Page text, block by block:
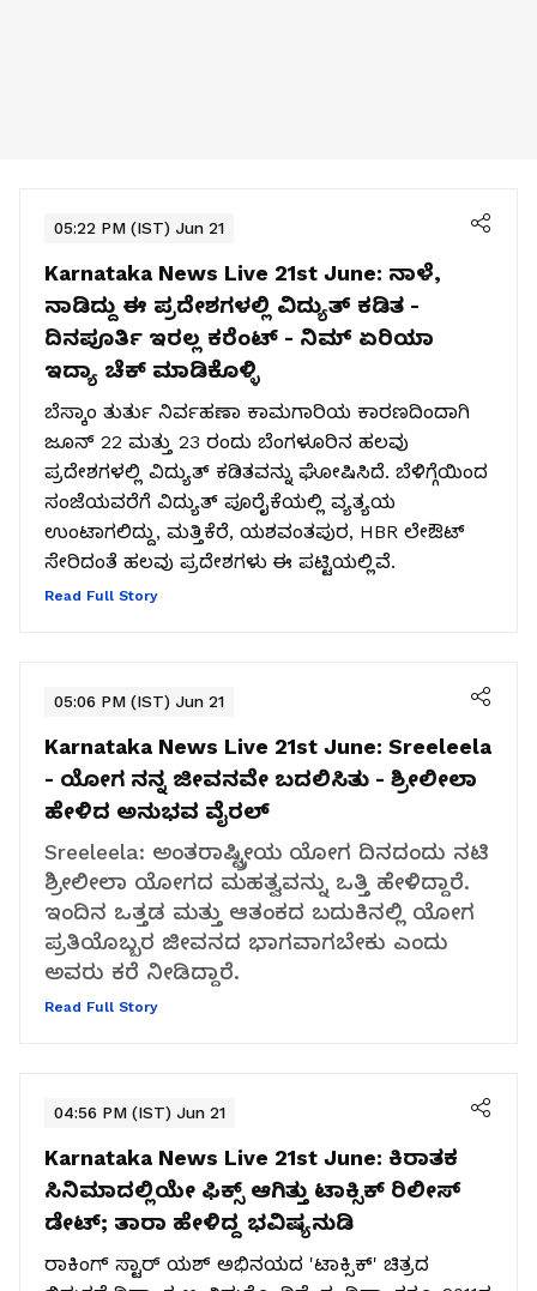
05:22 PM (IST) Jun 21
Karnataka News Live 21st June: ನಾಳೆ,
ನಾಡಿದ್ದು ಈ ಪ್ರದೇಶಗಳಲ್ಲಿ ವಿದ್ಯುತ್​ ಕಡಿತ -
ದಿನಪೂರ್ತಿ ಇರಲ್ಲ ಕರೆಂಟ್​ - ನಿಮ್​ ಏರಿಯಾ
ಇದ್ಯಾ ಚೆಕ್​ ಮಾಡಿಕೊಳ್ಳಿ
ಬೆಸ್ಕಾಂ ತುರ್ತು ನಿರ್ವಹಣಾ ಕಾಮಗಾರಿಯ ಕಾರಣದಿಂದಾಗಿ
ಜೂನ್ 22 ಮತ್ತು 23 ರಂದು ಬೆಂಗಳೂರಿನ ಹಲವು
ಪ್ರದೇಶಗಳಲ್ಲಿ ವಿದ್ಯುತ್ ಕಡಿತವನ್ನು ಘೋಷಿಸಿದೆ. ಬೆಳಿಗ್ಗೆಯಿಂದ
ಸಂಜೆಯವರೆಗೆ ವಿದ್ಯುತ್ ಪೂರೈಕೆಯಲ್ಲಿ ವ್ಯತ್ಯಯ
ಉಂಟಾಗಲಿದ್ದು, ಮತ್ತಿಕೆರೆ, ಯಶವಂತಪುರ, HBR ಲೇಔಟ್
ಸೇರಿದಂತೆ ಹಲವು ಪ್ರದೇಶಗಳು ಈ ಪಟ್ಟಿಯಲ್ಲಿವೆ.
Read Full Story
05:06 PM (IST) Jun 21
Karnataka News Live 21st June: Sreeleela
- ಯೋಗ ನನ್ನ ಜೀವನವೇ ಬದಲಿಸಿತು - ಶ್ರೀಲೀಲಾ
ಹೇಳಿದ ಅನುಭವ ವೈರಲ್
Sreeleela: ಅಂತರಾಷ್ಟ್ರೀಯ ಯೋಗ ದಿನದಂದು ನಟಿ
ಶ್ರೀಲೀಲಾ ಯೋಗದ ಮಹತ್ವವನ್ನು ಒತ್ತಿ ಹೇಳಿದ್ದಾರೆ.
ಇಂದಿನ ಒತ್ತಡ ಮತ್ತು ಆತಂಕದ ಬದುಕಿನಲ್ಲಿ ಯೋಗ
ಪ್ರತಿಯೊಬ್ಬರ ಜೀವನದ ಭಾಗವಾಗಬೇಕು ಎಂದು
ಅವರು ಕರೆ ನೀಡಿದ್ದಾರೆ.
Read Full Story
04:56 PM (IST) Jun 21
Karnataka News Live 21st June: ಕಿರಾತಕ
ಸಿನಿಮಾದಲ್ಲಿಯೇ ಫಿಕ್ಸ್ ಆಗಿತ್ತು ಟಾಕ್ಸಿಕ್ ರಿಲೀಸ್
ಡೇಟ್; ತಾರಾ ಹೇಳಿದ್ದ ಭವಿಷ್ಯನುಡಿ
ರಾಕಿಂಗ್ ಸ್ಟಾರ್ ಯಶ್ ಅಭಿನಯದ 'ಟಾಕ್ಸಿಕ್' ಚಿತ್ರದ